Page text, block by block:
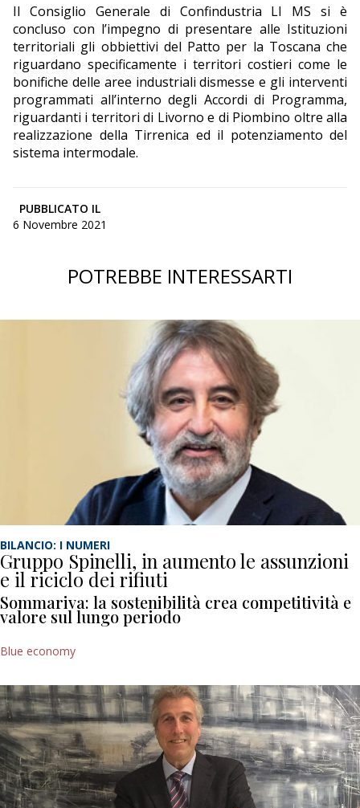
Il Consiglio Generale di Confindustria LI MS si è
concluso con l’impegno di presentare alle Istituzioni
territoriali gli obbiettivi del Patto per la Toscana che
riguardano specificamente i territori costieri come le
bonifiche delle aree industriali dismesse e gli interventi
programmati all’interno degli Accordi di Programma,
riguardanti i territori di Livorno e di Piombino oltre alla
realizzazione della Tirrenica ed il potenziamento del
sistema intermodale.
PUBBLICATO IL
6 Novembre 2021
POTREBBE INTERESSARTI
BILANCIO: I NUMERI
Gruppo Spinelli, in aumento le assunzioni
e il riciclo dei rifiuti
Sommariva: la sostenibilità crea competitività e
valore sul lungo periodo
Blue economy